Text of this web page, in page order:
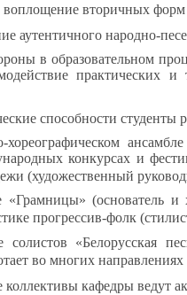
воплощение вторичных форм
аутентичного народно-
в образовательном
способности студенты
хореографическом
конкурсах и
(художественный
«Грамницы» (основатель и
прогрессив-фолк
солистов «Белорусская
во многих
коллективы кафедры ведут